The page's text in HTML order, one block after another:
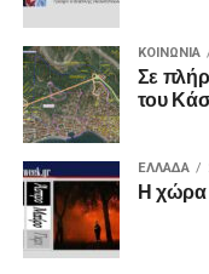
ΚΟΙΝΩΝΙΑ
Σε
του
ΕΛΛΑΔΑ
Η χώρα